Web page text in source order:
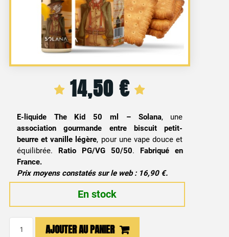
14,50 €
E-liquide The Kid 50 ml – Solana, une
association gourmande entre biscuit petit-
beurre et vanille légère, pour une vape douce et
équilibrée. Ratio PG/VG 50/50. Fabriqué en
France.
Prix moyens constatés sur le web : 16,90 €.
En stock
AJOUTER AU PANIER